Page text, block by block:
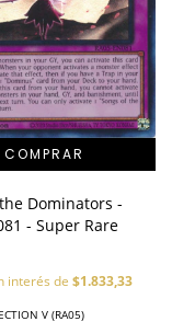
Dominators -
- Super Rare
interés de $1.833,33
V (RA05)